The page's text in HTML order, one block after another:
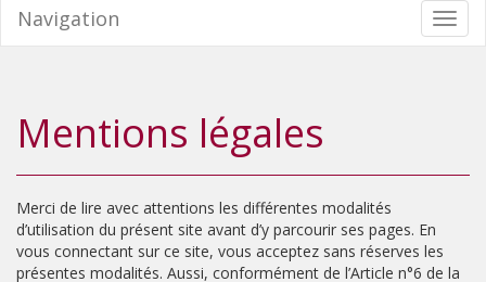
Navigation
Mentions légales
Merci de lire avec attentions les différentes modalités
d’utilisation du présent site avant d’y parcourir ses pages. En
vous connectant sur ce site, vous acceptez sans réserves les
présentes modalités. Aussi, conformément de l’Article n°6 de la